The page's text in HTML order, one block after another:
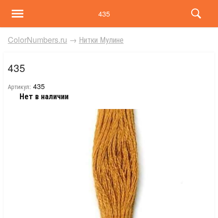
435
ColorNumbers.ru → Нитки Мулине
435
Артикул: 435
Нет в наличии